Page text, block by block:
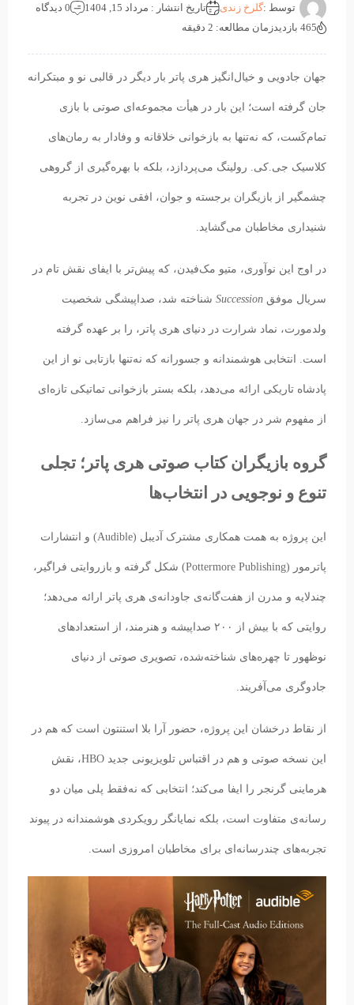
توسط :گلرخ زندی تاریخ انتشار : مرداد 15, 1404
0 دیدگاه
465 بازدید
زمان مطالعه: 2 دقیقه
جهان جادویی و خیال‌انگیز هری پاتر بار دیگر در قالبی نو و مبتکرانه
جان گرفته است؛ این بار در هیأت مجموعه‌ای صوتی با بازی
تمام‌کَست، که نه‌تنها به بازخوانی خلاقانه و وفادار به رمان‌های
کلاسیک جی.کی. رولینگ می‌پردازد، بلکه با بهره‌گیری از گروهی
چشمگیر از بازیگران برجسته و جوان، افقی نوین در تجربه
شنیداری مخاطبان می‌گشاید.
در اوج این نوآوری، متیو مک‌فیدن، که پیش‌تر با ایفای نقش تام در
سریال موفق Succession شناخته شد، صداپیشگی شخصیت
ولدمورت، نماد شرارت در دنیای هری پاتر، را بر عهده گرفته
است. انتخابی هوشمندانه و جسورانه که نه‌تنها بازتابی نو از این
پادشاه تاریکی ارائه می‌دهد، بلکه بستر بازخوانی تماتیکی تازه‌ای
از مفهوم شر در جهان هری پاتر را نیز فراهم می‌سازد.
گروه بازیگران کتاب صوتی هری پاتر؛ تجلی
تنوع و نوجویی در انتخاب‌ها
این پروژه به همت همکاری مشترک آدیبل (Audible) و انتشارات
پاترمور (Pottermore Publishing) شکل گرفته و بازروایتی فراگیر،
چندلایه و مدرن از هفت‌گانه‌ی جاودانه‌ی هری پاتر ارائه می‌دهد؛
روایتی که با بیش از ۲۰۰ صداپیشه و هنرمند، از استعدادهای
نوظهور تا چهره‌های شناخته‌شده، تصویری صوتی از دنیای
جادوگری می‌آفریند.
از نقاط درخشان این پروژه، حضور آرا بلا استنتون است که هم در
این نسخه صوتی و هم در اقتباس تلویزیونی جدید HBO، نقش
هرماینی گرنجر را ایفا می‌کند؛ انتخابی که نه‌فقط پلی میان دو
رسانه‌ی متفاوت است، بلکه نمایانگر رویکردی هوشمندانه در پیوند
تجربه‌های چندرسانه‌ای برای مخاطبان امروزی است.